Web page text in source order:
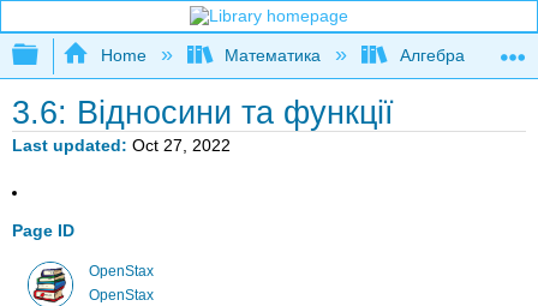
Expand/collapse global hierarchy
Home Математика Алгебра
3.6: Відносини та функції
Last updated Oct 27, 2022
Page ID
OpenStax
OpenStax